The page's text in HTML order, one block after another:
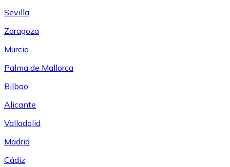
Sevilla
Zaragoza
Murcia
Palma de Mallorca
Bilbao
Alicante
Valladolid
Madrid
Cádiz